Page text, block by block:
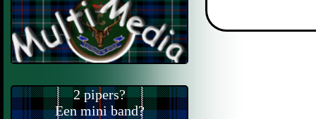
2 pipers?
Een mini band?